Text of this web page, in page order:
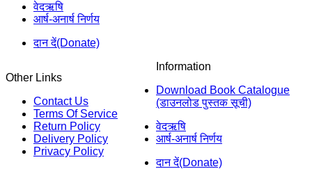
वेदऋषि
आर्ष-अनार्ष निर्णय
दान दें(Donate)
Other Links
Contact Us
Terms Of Service
Return Policy
Delivery Policy
Privacy Policy
Information
Download Book Catalogue
(डाउनलोड पुस्तक सूची)
वेदऋषि
आर्ष-अनार्ष निर्णय
दान दें(Donate)